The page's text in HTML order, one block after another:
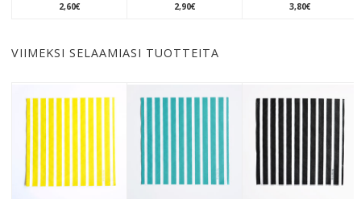
2,60€
2,90€
3,80€
VIIMEKSI SELAAMIASI TUOTTEITA